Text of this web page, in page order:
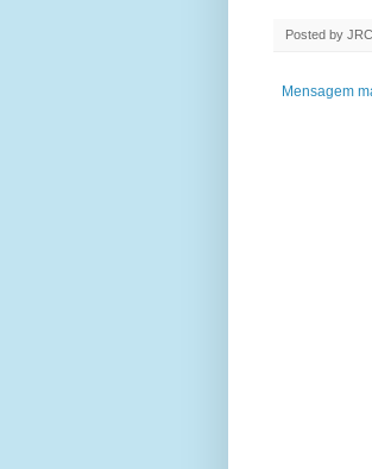
Posted by JRC
Mensagem